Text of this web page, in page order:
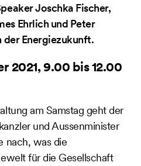
Joschka Fischer,
Ehrlich und Peter
der Energiezukunft.
2021, 9.00 bis 12.00
am Samstag geht der
und Aussenminister
nach, was die
für die Gesellschaft